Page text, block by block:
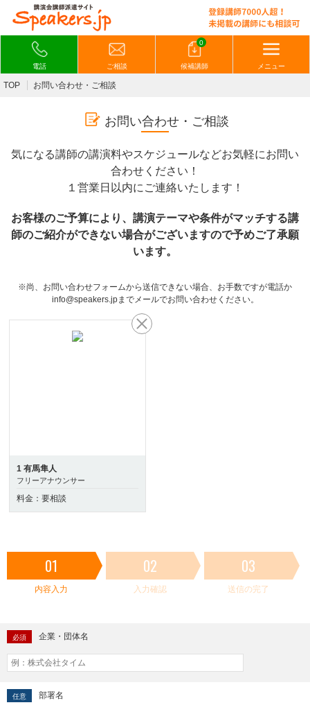
電話 ご相談
0
候補講師 メニュー
TOP お問い合わせ・ご相談
お問い合わせ・ご相談
気になる講師の講演料やスケジュールなどお気軽にお問い
合わせください！
１営業日以内にご連絡いたします！
お客様のご予算により、講演テーマや条件がマッチする講
師のご紹介ができない場合がございますので予めご了承願
います。
※尚、お問い合わせフォームから送信できない場合、お手数ですが電話か
info@speakers.jpまでメールでお問い合わせください。
1 有馬隼人
フリーアナウンサー
料金：要相談
01
内容入力
02
入力確認
03
送信の完了
必須 企業・団体名
任意 部署名